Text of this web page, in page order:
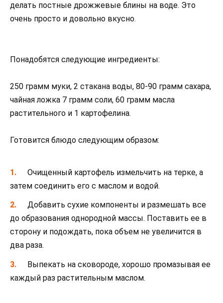
делать постные дрожжевые блины на воде. Это
очень просто и довольно вкусно.
Понадобятся следующие ингредиенты:
250 грамм муки, 2 стакана воды, 80-90 грамм сахара,
чайная ложка 7 грамм соли, 60 грамм масла
растительного и 1 картофелина.
Готовится блюдо следующим образом:
Очищенный картофель измельчить на терке, а
затем соединить его с маслом и водой.
Добавить сухие компоненты и размешать все
до образования однородной массы. Поставить ее в
сторону и подождать, пока объем не увеличится в
два раза.
Выпекать на сковороде, хорошо промазывая ее
каждый раз растительным маслом.